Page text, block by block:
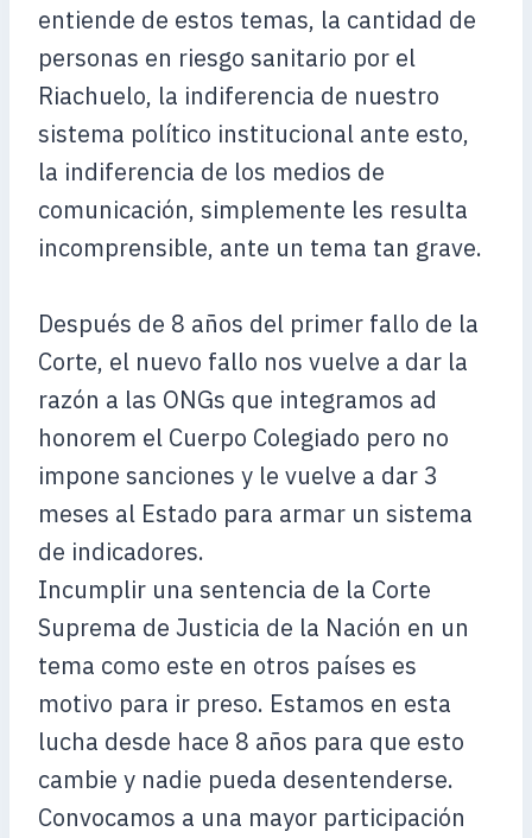
entiende de estos temas, la cantidad de
personas en riesgo sanitario por el
Riachuelo, la indiferencia de nuestro
sistema político institucional ante esto,
la indiferencia de los medios de
comunicación, simplemente les resulta
incomprensible, ante un tema tan grave.
Después de 8 años del primer fallo de la
Corte, el nuevo fallo nos vuelve a dar la
razón a las ONGs que integramos ad
honorem el Cuerpo Colegiado pero no
impone sanciones y le vuelve a dar 3
meses al Estado para armar un sistema
de indicadores.
Incumplir una sentencia de la Corte
Suprema de Justicia de la Nación en un
tema como este en otros países es
motivo para ir preso. Estamos en esta
lucha desde hace 8 años para que esto
cambie y nadie pueda desentenderse.
Convocamos a una mayor participación